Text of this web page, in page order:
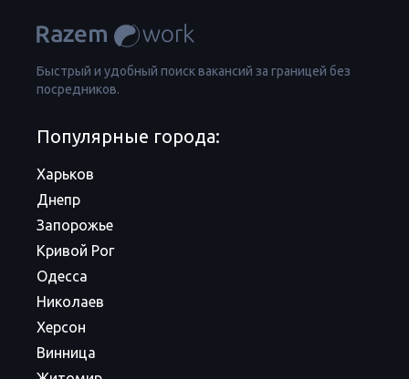
Быстрый и удобный поиск вакансий за границей без
посредников.
Популярные города:
Харьков
Днепр
Запорожье
Кривой Рог
Одесса
Николаев
Херсон
Винница